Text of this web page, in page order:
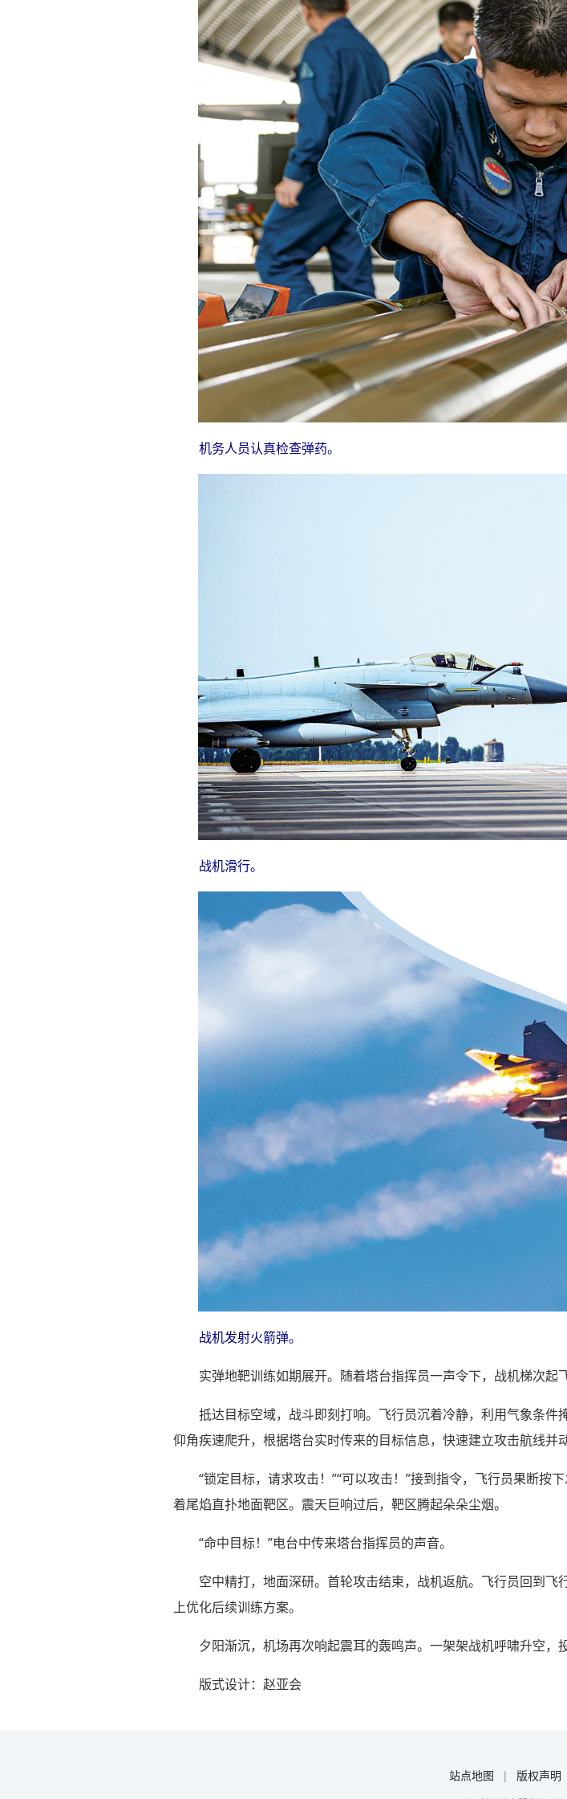
机务人员认真检查弹药。
战机滑行。
战机发射火箭弹。
实弹地靶训练如期展开。随着塔台指挥员一声令下，战机梯次起
抵达目标空域，战斗即刻打响。飞行员沉着冷静，利用气象条件
仰角疾速爬升，根据塔台实时传来的目标信息，快速建立攻击航线并
“锁定目标，请求攻击！”“可以攻击！”接到指令，飞行员果断
着尾焰直扑地面靶区。震天巨响过后，靶区腾起朵朵尘烟。
“命中目标！”电台中传来塔台指挥员的声音。
空中精打，地面深研。首轮攻击结束，战机返航。飞行员回到
上优化后续训练方案。
夕阳渐沉，机场再次响起震耳的轰鸣声。一架架战机呼啸升空
版式设计：赵亚会
站点地图 | 版权声明